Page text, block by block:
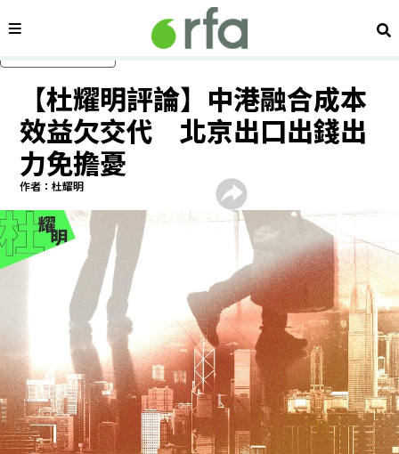
內容分類 搜
【杜耀明評論】中港融合成本
效益欠交代 北京出口出錢出
力免擔憂
作者：杜耀明